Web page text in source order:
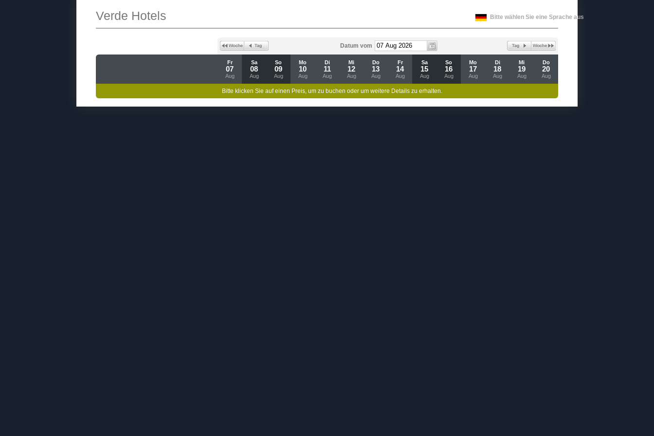
Bitte wählen Sie eine Sprache aus
Verde Hotels
Datum vom
Fr
07
Aug
Sa
08
Aug
So
09
Aug
Mo
10
Aug
Di
11
Aug
Mi
12
Aug
Do
13
Aug
Fr
14
Aug
Sa
15
Aug
So
16
Aug
Mo
17
Aug
Di
18
Aug
Mi
19
Aug
Do
20
Aug
Bitte klicken Sie auf einen Preis, um zu buchen oder um weitere Details zu erhalten.